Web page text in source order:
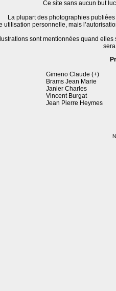
Ce site sans aucun but
La plupart des photographies
utilisation personnelle, mais
sont mentionnées quand
Gimeno Claude (+)
Brams Jean Marie
Janier Charles
Vincent Burgat
Jean Pierre Heymes